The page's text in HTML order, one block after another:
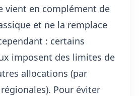
vient en complément de
et ne la remplace
: certains
imposent des limites de
allocations (par
Pour éviter